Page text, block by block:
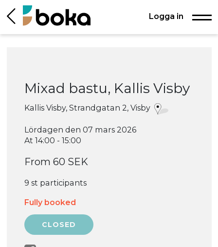
Logga in
Mixad bastu, Kallis Visby
Kallis Visby, Strandgatan 2, Visby
Lördagen den 07 mars 2026
At 14:00 - 15:00
From 60 SEK
9 st participants
Fully booked